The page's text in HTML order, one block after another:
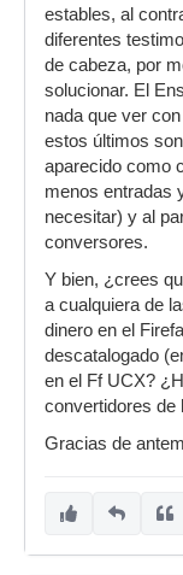
estables, al
diferentes
de cabeza, por
solucionar. El
nada que ver
estos últimos
aparecido como
menos entradas
necesitar) y al
conversores.
Y bien, ¿crees
a cualquiera de
dinero en el
descatalogado
en el Ff UCX?
convertidores de
Gracias de